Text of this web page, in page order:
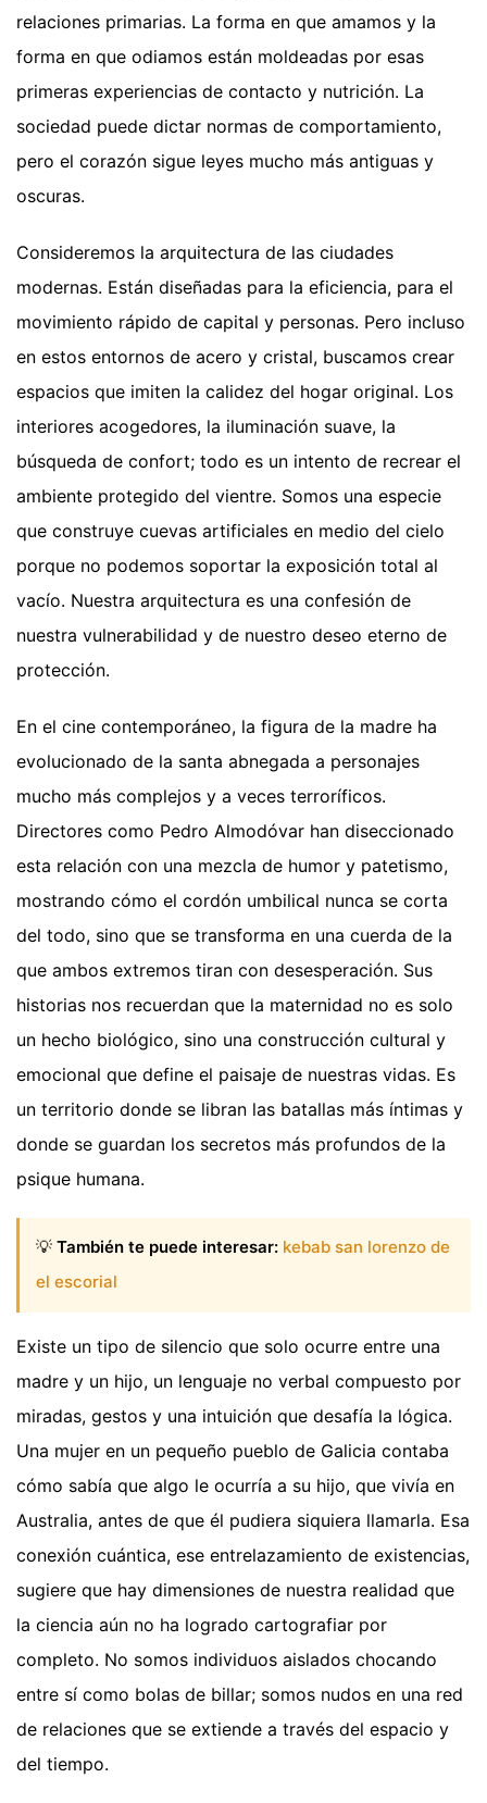
relaciones primarias. La forma en que amamos y la
forma en que odiamos están moldeadas por esas
primeras experiencias de contacto y nutrición. La
sociedad puede dictar normas de comportamiento,
pero el corazón sigue leyes mucho más antiguas y
oscuras.
Consideremos la arquitectura de las ciudades
modernas. Están diseñadas para la eficiencia, para el
movimiento rápido de capital y personas. Pero incluso
en estos entornos de acero y cristal, buscamos crear
espacios que imiten la calidez del hogar original. Los
interiores acogedores, la iluminación suave, la
búsqueda de confort; todo es un intento de recrear el
ambiente protegido del vientre. Somos una especie
que construye cuevas artificiales en medio del cielo
porque no podemos soportar la exposición total al
vacío. Nuestra arquitectura es una confesión de
nuestra vulnerabilidad y de nuestro deseo eterno de
protección.
En el cine contemporáneo, la figura de la madre ha
evolucionado de la santa abnegada a personajes
mucho más complejos y a veces terroríficos.
Directores como Pedro Almodóvar han diseccionado
esta relación con una mezcla de humor y patetismo,
mostrando cómo el cordón umbilical nunca se corta
del todo, sino que se transforma en una cuerda de la
que ambos extremos tiran con desesperación. Sus
historias nos recuerdan que la maternidad no es solo
un hecho biológico, sino una construcción cultural y
emocional que define el paisaje de nuestras vidas. Es
un territorio donde se libran las batallas más íntimas y
donde se guardan los secretos más profundos de la
psique humana.
💡 También te puede interesar: kebab san lorenzo de
el escorial
Existe un tipo de silencio que solo ocurre entre una
madre y un hijo, un lenguaje no verbal compuesto por
miradas, gestos y una intuición que desafía la lógica.
Una mujer en un pequeño pueblo de Galicia contaba
cómo sabía que algo le ocurría a su hijo, que vivía en
Australia, antes de que él pudiera siquiera llamarla. Esa
conexión cuántica, ese entrelazamiento de existencias,
sugiere que hay dimensiones de nuestra realidad que
la ciencia aún no ha logrado cartografiar por
completo. No somos individuos aislados chocando
entre sí como bolas de billar; somos nudos en una red
de relaciones que se extiende a través del espacio y
del tiempo.